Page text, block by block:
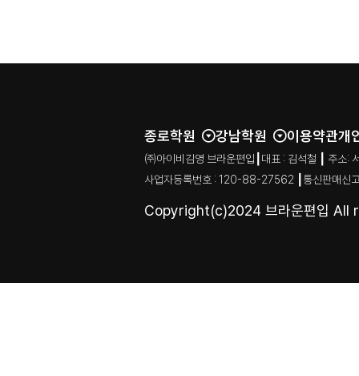
종로학원 강남학원 이용약관개
㈜아이비김영 브라운편입┃대표 : 김석철 ┃ 주
사업자등록번호 : 120-88-27562 ┃통신판매신
Copyright(c)2024 브라운편입